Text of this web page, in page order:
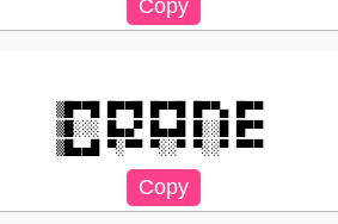
▒█▀▀█ █▀▀█ █▀▀█ █▀▀▄ █▀▀
▒█░░░ █▄▄▀ █▄▄█ █░░█ █▀▀
▒█▄▄█ ▀░▀▀ ▀░░▀ ▀░░▀ ▀▀▀